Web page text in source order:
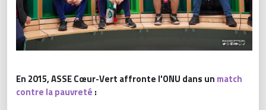
En 2015, ASSE Cœur-Vert affronte l'ONU dans un match
contre la pauvreté :